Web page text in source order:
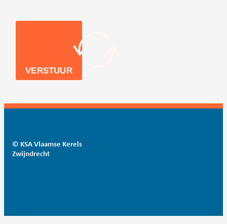
VERSTUUR
© KSA Vlaamse Kerels
Zwijndrecht